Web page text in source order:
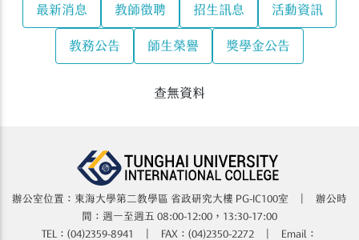
最新消息 教師徵聘 招生訊息 活動資訊
教務公告 師生榮譽 獎學金公告
查無資料
辦公室位置：東海大學第二教學區 省政研究大樓​​​​ PG-IC100室 | 辦公時
間：週一至週五 08:00-12:00，13:30-17:00
TEL：(04)2359-8941 | FAX：(04)2350-2272 | Email：